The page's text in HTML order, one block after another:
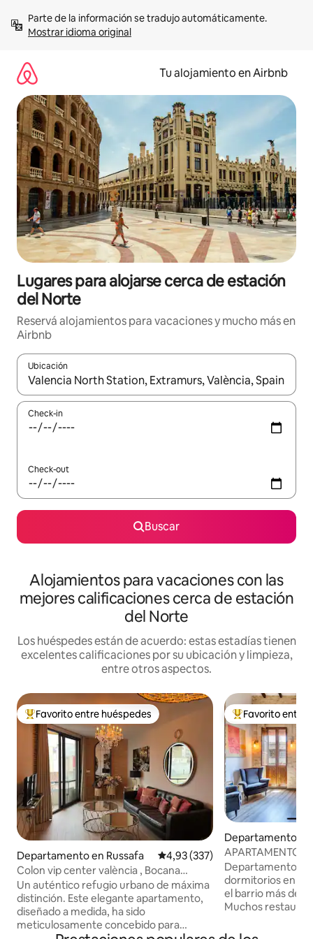
contenidoMostrar idioma original
Tu alojamiento en Airbnb
Lugares para alojarse cerca de estación
del Norte
Reservá alojamientos para vacaciones y mucho más en
Airbnb
Ubicación
Cuando los resultados estén disponibles, navegá con las
Check-in
Check-out
Buscar
Alojamientos para vacaciones con las
mejores calificaciones cerca de estación
del Norte
Los huéspedes están de acuerdo: estas estadías tienen
excelentes calificaciones por su ubicación y limpieza,
entre otros aspectos.
Favorito entre los huéspedes más destacados
Favorito entre huéspedes
Departamento en Russafa Calificación promedio: 4,93 de
4,93 (337)
Colon vip center valència , Bocana
Luxury apar...
Un auténtico refugio urbano de máxima
distinción. Este elegante apartamento,
diseñado a medida, ha sido
meticulosamente concebido para
Favorito entre
Favorito entre
Departamento
residencial en
APARTAMENTO
PLANTA SUPERIOR ¡EN LA
RUZAFA! AIRE
Departamento
dormitorios en el
el barrio más de
Muchos
tiendas a poca